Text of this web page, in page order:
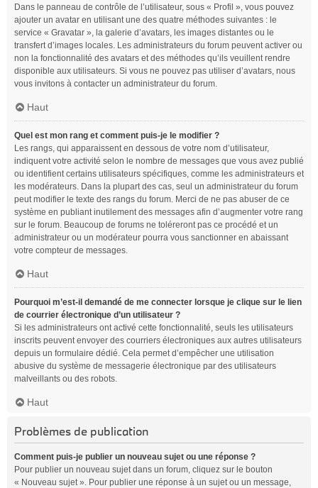
Dans le panneau de contrôle de l’utilisateur, sous « Profil », vous pouvez
ajouter un avatar en utilisant une des quatre méthodes suivantes : le
service « Gravatar », la galerie d’avatars, les images distantes ou le
transfert d’images locales. Les administrateurs du forum peuvent activer ou
non la fonctionnalité des avatars et des méthodes qu’ils veuillent rendre
disponible aux utilisateurs. Si vous ne pouvez pas utiliser d’avatars, nous
vous invitons à contacter un administrateur du forum.
Haut
Quel est mon rang et comment puis-je le modifier ?
Les rangs, qui apparaissent en dessous de votre nom d’utilisateur,
indiquent votre activité selon le nombre de messages que vous avez publié
ou identifient certains utilisateurs spécifiques, comme les administrateurs et
les modérateurs. Dans la plupart des cas, seul un administrateur du forum
peut modifier le texte des rangs du forum. Merci de ne pas abuser de ce
système en publiant inutilement des messages afin d’augmenter votre rang
sur le forum. Beaucoup de forums ne toléreront pas ce procédé et un
administrateur ou un modérateur pourra vous sanctionner en abaissant
votre compteur de messages.
Haut
Pourquoi m’est-il demandé de me connecter lorsque je clique sur le lien
de courrier électronique d’un utilisateur ?
Si les administrateurs ont activé cette fonctionnalité, seuls les utilisateurs
inscrits peuvent envoyer des courriers électroniques aux autres utilisateurs
depuis un formulaire dédié. Cela permet d’empêcher une utilisation
abusive du système de messagerie électronique par des utilisateurs
malveillants ou des robots.
Haut
Problèmes de publication
Comment puis-je publier un nouveau sujet ou une réponse ?
Pour publier un nouveau sujet dans un forum, cliquez sur le bouton
« Nouveau sujet ». Pour publier une réponse à un sujet ou un message,